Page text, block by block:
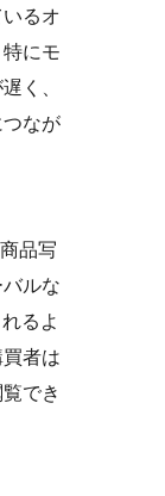
るオ
にモ
く、
なが
品写
ルな
るよ
者は
でき